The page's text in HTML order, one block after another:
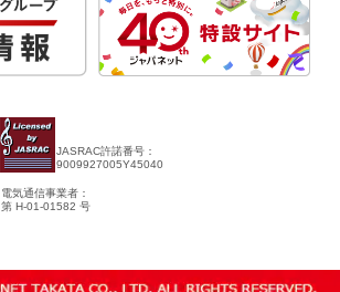
JASRAC許諾番号：
9009927005Y45040
電気通信事業者：
第 H-01-01582 号